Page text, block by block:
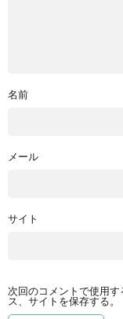
名前
メール
サイト
次回のコメントで使用
ス、サイトを保存する。